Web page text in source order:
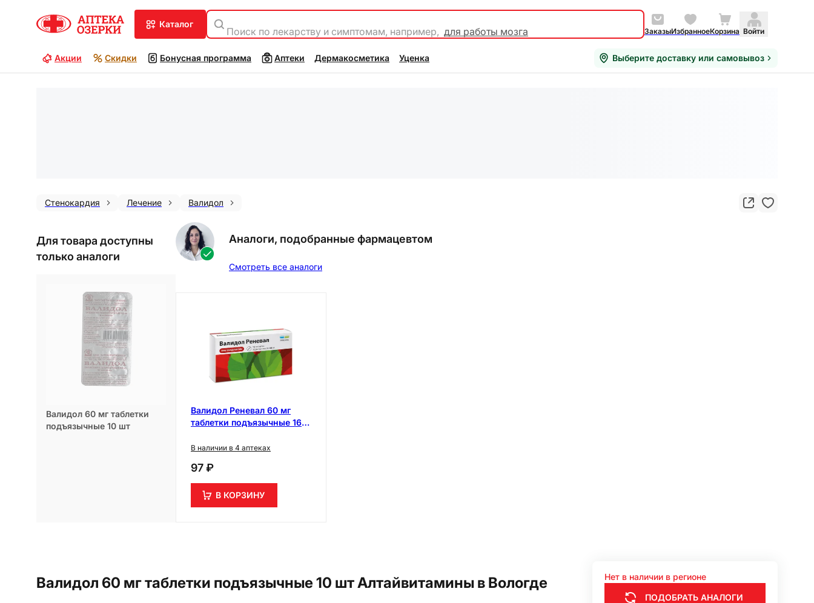
каталог
Поиск по лекарству и симптомам, например, для работы мозга ЗаказыИзбранноеКорзина Войти
Акции Скидки Бонусная программа Аптеки Дермакосметика Уценка Выберите доставку или самовывоз
Стенокардия Лечение Валидол
Для товара доступны
только аналоги
Валидол 60 мг таблетки
подъязычные 10 шт
Аналоги, подобранные фармацевтом
Смотреть все аналоги
Валидол Реневал 60 мг
таблетки подъязычные 16
В наличии в 4 аптеках
97 ₽
В КОРЗИНУ
Валидол 60 мг таблетки подъязычные 10 шт Алтайвитамины в Вологде
Нет в наличии в регионе
ПОДОБРАТЬ АНАЛОГИ